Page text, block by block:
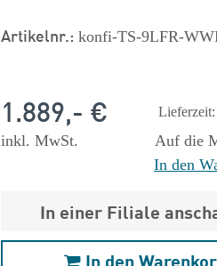
Artikelnr.: konfi-TS-9LFR-
1.889,- €
inkl. MwSt.
Auf die
In den
In einer Filiale
In den